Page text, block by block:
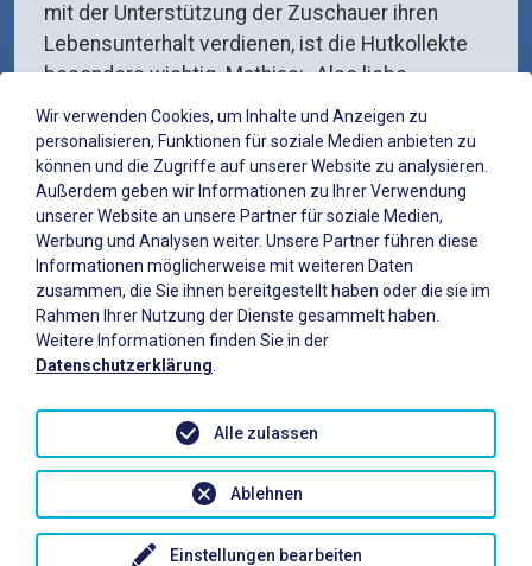
mit der Unterstützung der Zuschauer ihren
Lebensunterhalt verdienen, ist die Hutkollekte
besonders wichtig. Mathias: „Also liebe
Zuschauerinnen und Zuschauer, seid
großzügig! Gute und originelle Unterhaltung
sollte reich belohnt werden!“
Übernachtungen
Sie sind noch auf der Suche nach einer
passenden Übernachtungsmöglichkeit für das
Festival? Wir geben Ihnen Tipps und die
Informationen zu Übernachtungsmöglichkeiten
in Hotels, Ferienwohnungen, Pensionen und auf
Campingplätzen im St. Wendeler Land gibt es
bei der Tourist-Info St. Wendeler Land unter:
Wir verwenden Cookies, um Inhalte und Anzeigen zu
personalisieren, Funktionen für soziale Medien anbieten zu
können und die Zugriffe auf unserer Website zu analysieren.
Außerdem geben wir Informationen zu Ihrer Verwendung
unserer Website an unsere Partner für soziale Medien,
Werbung und Analysen weiter. Unsere Partner führen diese
Informationen möglicherweise mit weiteren Daten
zusammen, die Sie ihnen bereitgestellt haben oder die sie im
Rahmen Ihrer Nutzung der Dienste gesammelt haben.
Weitere Informationen finden Sie in der
Datenschutzerklärung
Einstellungen bearbeiten
Ablehnen
Alle zulassen